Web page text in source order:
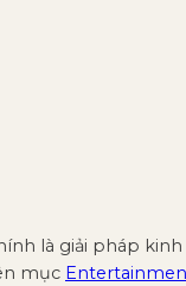
là giải pháp
mục